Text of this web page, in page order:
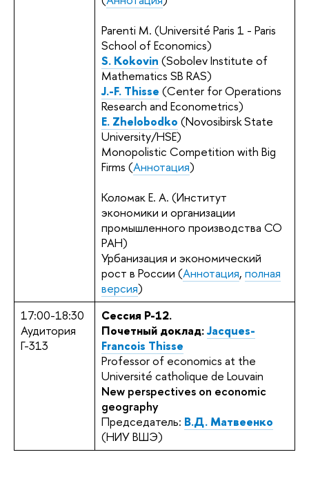
Parenti M. (Université Paris 1 - Paris
School of Economics)
S. Kokovin (Sobolev Institute of
Mathematics SB RAS)
J.-F. Thisse (Center for Operations
Research and Econometrics)
E. Zhelobodko (Novosibirsk State
University/HSE)
Monopolistic Competition with Big
Firms (Аннотация)
Коломак Е. А. (Институт
экономики и организации
промышленного производства СО
РАН)
Урбанизация и экономический
рост в России (Аннотация, полная
версия)
17:00-18:30
Аудитория
Г-313
Сеccия P-12.
Почетный доклад:Jacques-
Francois Thisse
Professor of economics at the
Université catholique de Louvain
New perspectives on economic
geography
Председатель: В.Д. Матвеенко
(НИУ ВШЭ)